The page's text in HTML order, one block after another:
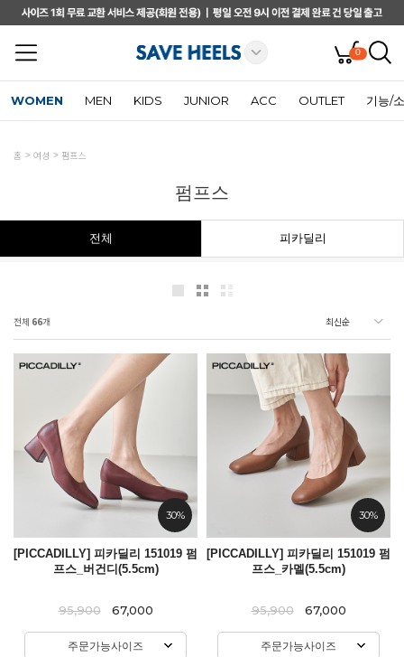
0
WOMEN MEN KIDS JUNIOR ACC OUTLET 기능/
홈 여성 펌프스
펌프스
전체 피카딜리
전체 66개
30%
[PICCADILLY] 피카딜리 151019 펌
프스_버건디(5.5cm)
95,900 67,000
주문가능사이즈
30%
[PICCADILLY] 피카딜리 151019 펌
프스_카멜(5.5cm)
95,900 67,000
주문가능사이즈